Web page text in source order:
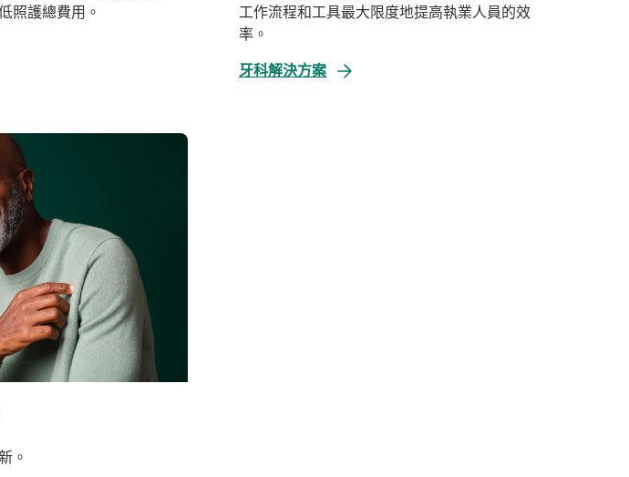
照護總費用。
工作流程和工具最大限度地提高執業人員的效
率。
牙科解決方案
。